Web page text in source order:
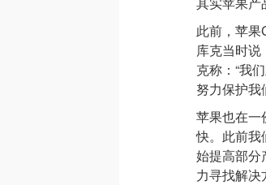
此前，苹果
库克当时
克称：“我
努力保护我
苹果也在一
快。此前我
始提高部分
力寻找解决